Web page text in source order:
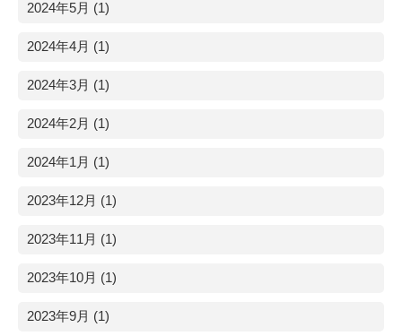
2024年5月 (1)
2024年4月 (1)
2024年3月 (1)
2024年2月 (1)
2024年1月 (1)
2023年12月 (1)
2023年11月 (1)
2023年10月 (1)
2023年9月 (1)